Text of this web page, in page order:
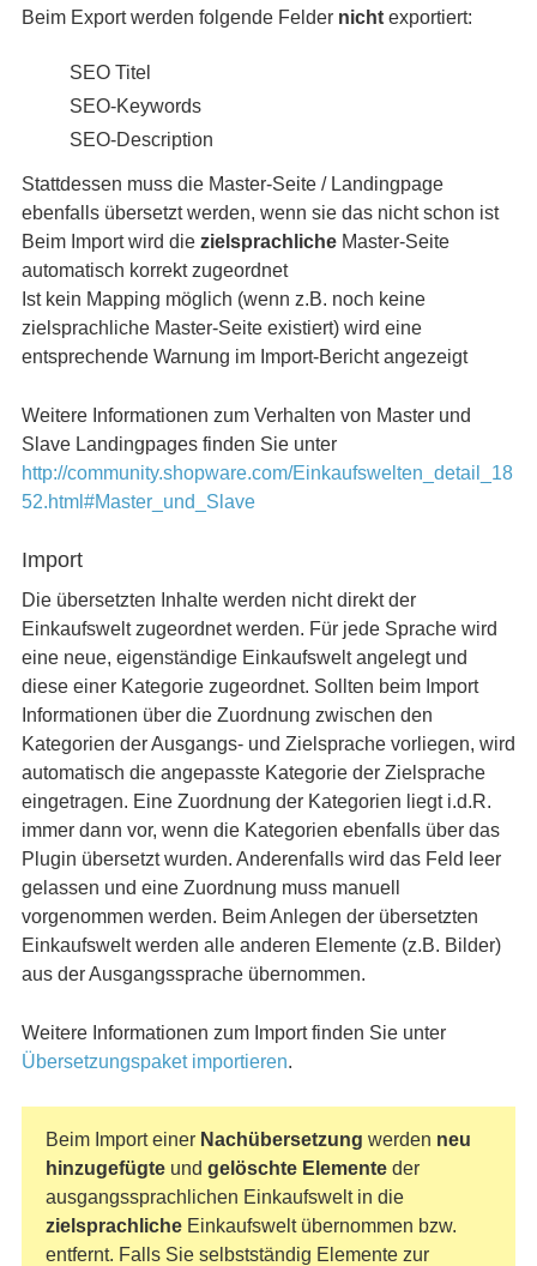
Beim Export werden folgende Felder nichtexportiert:
SEO Titel
SEO-Keywords
SEO-Description
Stattdessen muss die Master-Seite / Landingpage
ebenfalls übersetzt werden, wenn sie das nicht schon ist
Beim Import wird die zielsprachlicheMaster-Seite
automatisch korrekt zugeordnet
Ist kein Mapping möglich (wenn z.B. noch keine
zielsprachliche Master-Seite existiert) wird eine
entsprechende Warnung im Import-Bericht angezeigt
Weitere Informationen zum Verhalten von Master und
Slave Landingpages finden Sie unter
http://community.shopware.com/Einkaufswelten_detail_18
52.html#Master_und_Slave
Import
Die übersetzten Inhalte werden nicht direkt der
Einkaufswelt zugeordnet werden. Für jede Sprache wird
eine neue, eigenständige Einkaufswelt angelegt und
diese einer Kategorie zugeordnet. Sollten beim Import
Informationen über die Zuordnung zwischen den
Kategorien der Ausgangs- und Zielsprache vorliegen, wird
automatisch die angepasste Kategorie der Zielsprache
eingetragen. Eine Zuordnung der Kategorien liegt i.d.R.
immer dann vor, wenn die Kategorien ebenfalls über das
Plugin übersetzt wurden. Anderenfalls wird das Feld leer
gelassen und eine Zuordnung muss manuell
vorgenommen werden. Beim Anlegen der übersetzten
Einkaufswelt werden alle anderen Elemente (z.B. Bilder)
aus der Ausgangssprache übernommen.
Weitere Informationen zum Import finden Sie unter
Übersetzungspaket importieren.
Beim Import einer Nachübersetzung werden neu
hinzugefügteund gelöschte Elementeder
ausgangssprachlichen Einkaufswelt in die
zielsprachlicheEinkaufswelt übernommen bzw.
entfernt. Falls Sie selbstständig Elemente zur